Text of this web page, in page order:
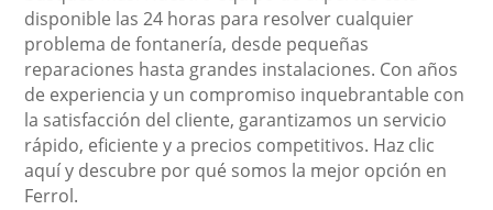
disponible las 24 horas para resolver cualquier
problema de fontanería, desde pequeñas
reparaciones hasta grandes instalaciones. Con años
de experiencia y un compromiso inquebrantable con
la satisfacción del cliente, garantizamos un servicio
rápido, eficiente y a precios competitivos. Haz clic
aquí y descubre por qué somos la mejor opción en
Ferrol.